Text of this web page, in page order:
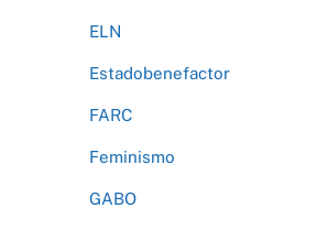
ELN
Estadobenefactor
FARC
Feminismo
GABO